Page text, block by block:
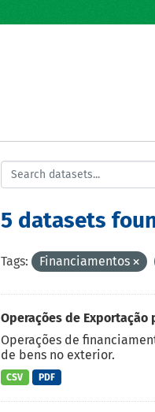
5 datasets
Tags: Financiamentos
Operações de Exportação
Operações de
de bens no exterior.
CSV PDF